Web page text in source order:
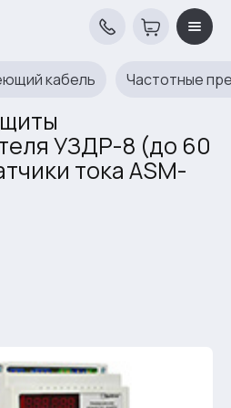
кабель Частотные
УЗДР-8 (до 60
тока ASM-